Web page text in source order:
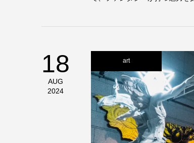
18
AUG
2024
art